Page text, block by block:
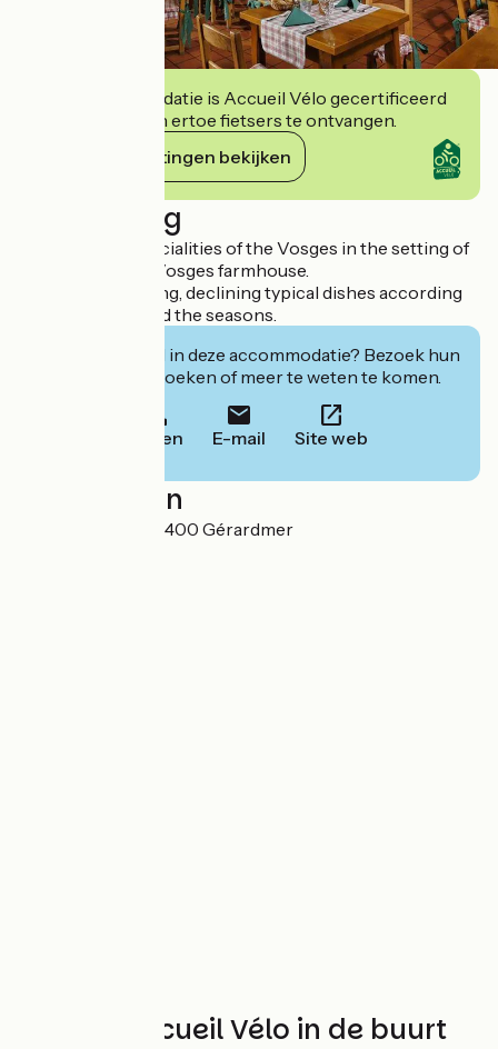
Deze accommodatie is Accueil Vélo gecertificeerd
en verbindt zich ertoe fietsers te ontvangen.
Haar verplichtingen bekijken
Beschrijving
Local cuisine, specialities of the Vosges in the setting of
a reconstructed Vosges farmhouse.
An original cooking, declining typical dishes according
to the markets and the seasons.
Geïnteresseerd in deze accommodatie? Bezoek hun
website om te boeken of meer te weten te komen.
Bellen E-mail Site web
Localisation
Rue Reiterhart 88400 Gérardmer
Andere Accueil Vélo in de buurt